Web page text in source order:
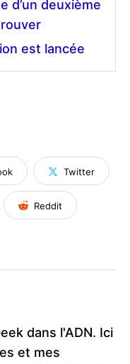
d’un deuxième
est lancée
Twitter
Reddit
dans l'ADN. Ici
et mes